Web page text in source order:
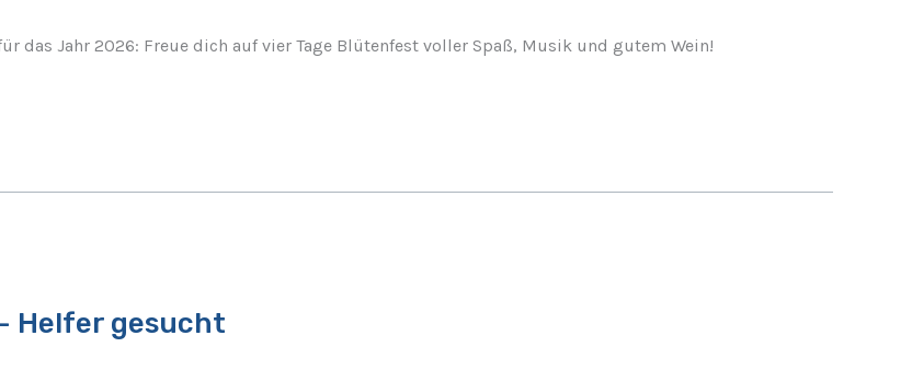
das Jahr 2026: Freue dich auf vier Tage Blütenfest voller Spaß, Musik und gutem Wein!
Helfer gesucht